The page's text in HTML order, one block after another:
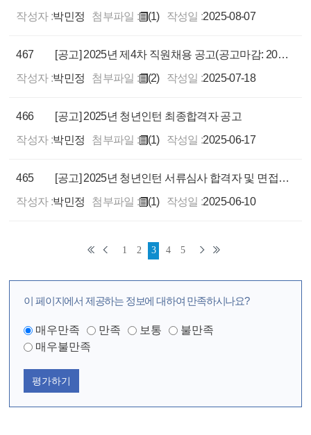
작성자 :박민정 첨부파일 : (1) 작성일 :2025-08-07
467
[공고] 2025년 제4차 직원채용 공고(공고마감: 2025.8.1.)
작성자 :박민정 첨부파일 : (2) 작성일 :2025-07-18
466
[공고] 2025년 청년인턴 최종합격자 공고
작성자 :박민정 첨부파일 : (1) 작성일 :2025-06-17
465
[공고] 2025년 청년인턴 서류심사 합격자 및 면접심사 계획 공고
작성자 :박민정 첨부파일 : (1) 작성일 :2025-06-10
1 2 3 4 5
이 페이지에서 제공하는 정보에 대하여 만족하시나요?
매우만족 만족 보통
불만족
매우불만족
평가하기